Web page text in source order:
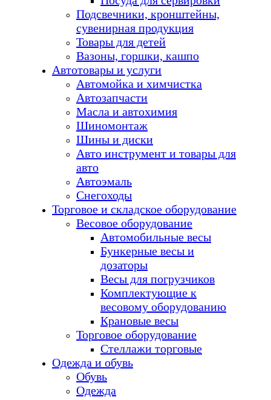
Подсвечники, кронштейны,
сувенирная продукция
Товары для детей
Вазоны, горшки, кашпо
Автотовары и услуги
Автомойка и химчистка
Автозапчасти
Масла и автохимия
Шиномонтаж
Шины и диски
Авто инструмент и товары для
авто
Автоэмаль
Снегоходы
Торговое и складское оборудование
Весовое оборудование
Автомобильные весы
Бункерные весы и
дозаторы
Весы для погрузчиков
Комплектующие к
весовому оборудованию
Крановые весы
Торговое оборудование
Стеллажи торговые
Одежда и обувь
Обувь
Одежда